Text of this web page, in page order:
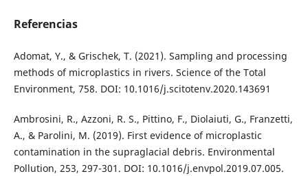
Referencias
Adomat, Y., & Grischek, T. (2021). Sampling and processing
methods of microplastics in rivers. Science of the Total
Environment, 758. DOI: 10.1016/j.scitotenv.2020.143691
Ambrosini, R., Azzoni, R. S., Pittino, F., Diolaiuti, G., Franzetti,
A., & Parolini, M. (2019). First evidence of microplastic
contamination in the supraglacial debris. Environmental
Pollution, 253, 297-301. DOI: 10.1016/j.envpol.2019.07.005.